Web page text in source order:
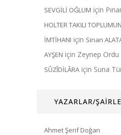
SEVGİLİ OĞLUM için
HOLTER TAKILI
İMTİHANI için Sinan
AYŞEN için Zeynep Ordu
SÛZÎDİLÂRA için Suna
YAZARLAR/
Ahmet Şerif Doğan